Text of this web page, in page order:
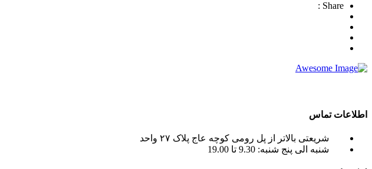
Share :
اطلاعات تماس
شریعتی بالاتر از پل رومی کوچه عاج پلاک ۲۷ واحد
شنبه الی پنج شنبه: 9.30 تا 19.00